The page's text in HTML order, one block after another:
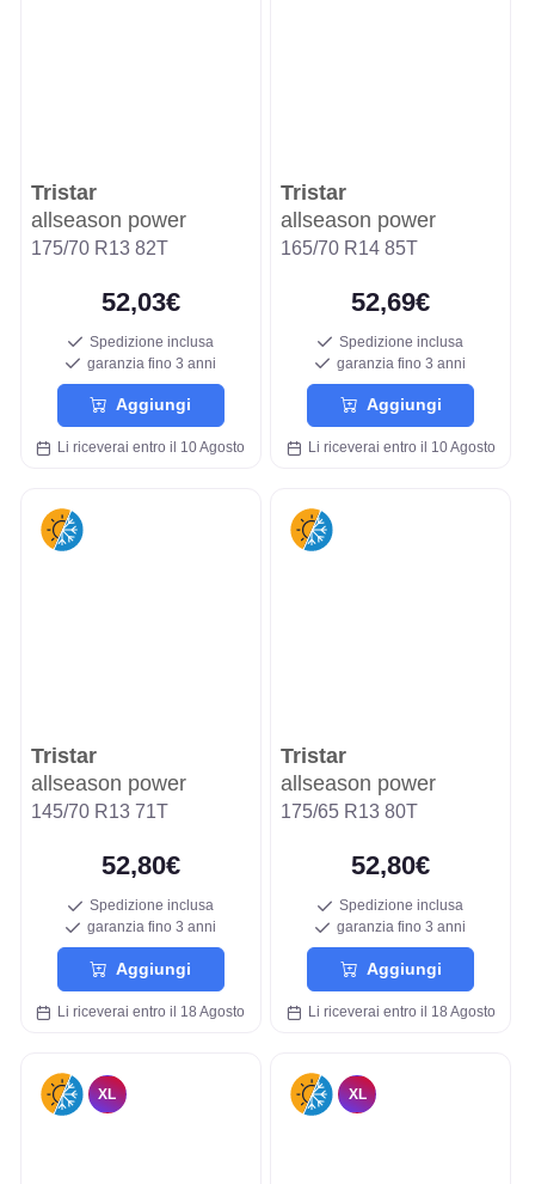
Tristar
allseason power
175/70 R13 82T
52,03€
Spedizione inclusa
garanzia fino 3 anni
Aggiungi
Li riceverai entro il 10 Agosto
Tristar
allseason power
165/70 R14 85T
52,69€
Spedizione inclusa
garanzia fino 3 anni
Aggiungi
Li riceverai entro il 10 Agosto
Tristar
allseason power
145/70 R13 71T
52,80€
Spedizione inclusa
garanzia fino 3 anni
Aggiungi
Li riceverai entro il 18 Agosto
Tristar
allseason power
175/65 R13 80T
52,80€
Spedizione inclusa
garanzia fino 3 anni
Aggiungi
Li riceverai entro il 18 Agosto
XL XL